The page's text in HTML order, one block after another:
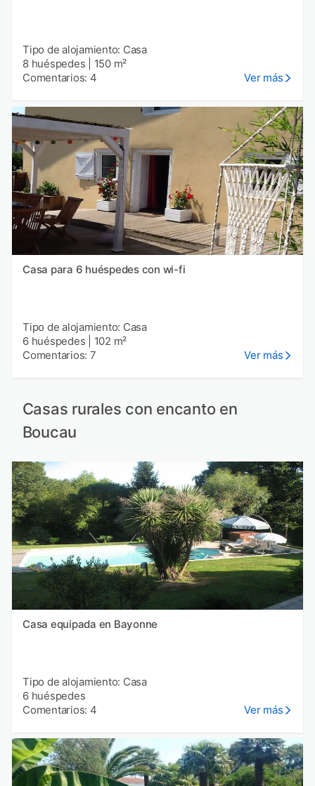
Tipo de alojamiento: Casa
8 huéspedes
150 m²
Comentarios: 4
Ver más
Casa para 6 huéspedes con wi-fi
Tipo de alojamiento: Casa
6 huéspedes
102 m²
Comentarios: 7
Ver más
Casas rurales con encanto en
Boucau
Casa equipada en Bayonne
Tipo de alojamiento: Casa
6 huéspedes
Comentarios: 4
Ver más